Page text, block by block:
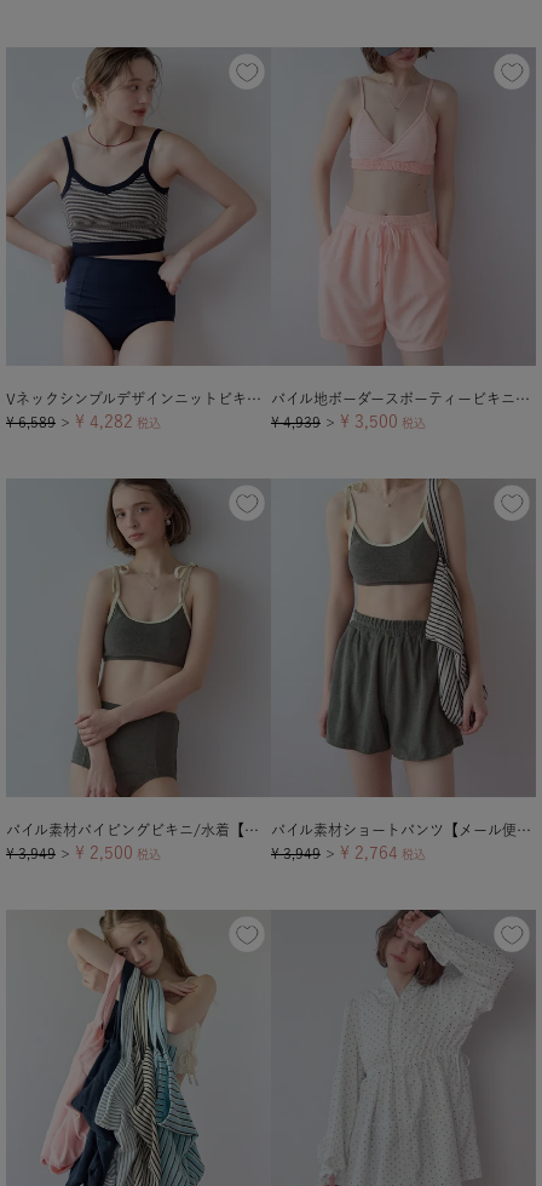
Vネックシンプルデザインニットビキニ/水着【メール便可／100】
¥ 6,589 ＞ ¥ 4,282 税込
パイル地ボーダースポーティービキニ/水着
¥ 4,939 ＞ ¥ 3,500 税込
パイル素材パイピングビキニ/水着【メール便可／100】
¥ 3,949 ＞ ¥ 2,500 税込
パイル素材ショートパンツ【メール便可／100】
¥ 3,949 ＞ ¥ 2,764 税込